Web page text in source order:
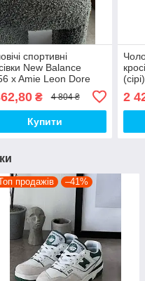
спортивні
New Balance
x Amie Leon Dore
шкіряні повсякденні
2897 Нью Беленс
₴ 4 804 ₴
Купити
top
2
продажів –41%